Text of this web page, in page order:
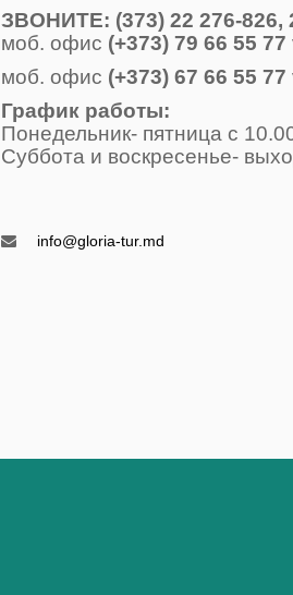
ЗВОНИТE: (373) 22 276-826,
моб. офис (+373) 79 66 55 77
моб. офис (+373) 67 66 55 77
График
Понедельник- пятница с
Суббота и
info@gloria-tur.md